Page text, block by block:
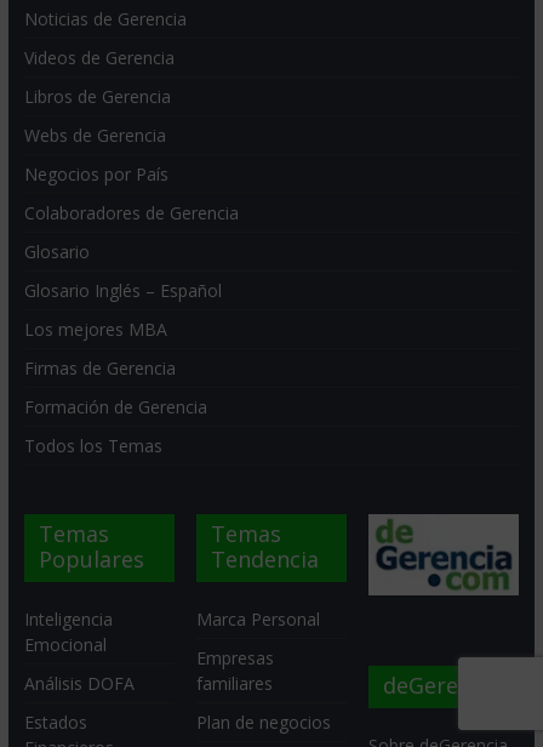
Noticias de Gerencia
Videos de Gerencia
Libros de Gerencia
Webs de Gerencia
Negocios por País
Colaboradores de Gerencia
Glosario
Glosario Inglés – Español
Los mejores MBA
Firmas de Gerencia
Formación de Gerencia
Todos los Temas
Temas
Populares
Inteligencia
Emocional
Análisis DOFA
Estados
Temas
Tendencia
Marca Personal
Empresas
familiares
Plan de negocios
deGerencia